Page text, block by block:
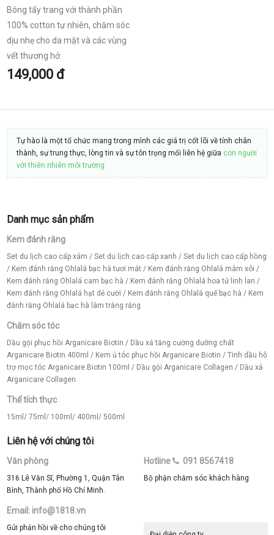
Bông tẩy trang với thành phần
100% cotton tự nhiên, chăm sóc
dịu nhẹ cho da mặt và các vùng
vết thương hở.
149,000 đ
Tự hào là một tổ chức mang trong mình các giá trị cốt lõi về tính chân
thành, sự trung thực, lòng tin và sự tôn trọng mối liên hệ giữa con người
với thiên nhiên môi trường
Danh mục sản phẩm
Kem đánh răng
Set du lịch cao cấp xám / Set du lịch cao cấp xanh / Set du lịch cao cấp hồng
/ Kem đánh răng Ohlalá bạc hà tươi mát / Kem đánh răng Ohlalá mâm xôi /
Kem đánh răng Ohlalá cam bạc hà / Kem đánh răng Ohlalá hoa tử linh lan /
Kem đánh răng Ohlalá hạt dẻ cười / Kem đánh răng Ohlalá quế bạc hà / Kem
đánh răng Ohlalá bạc hà làm trắng răng
Chăm sóc tóc
Dầu gội phục hồi Arganicare Biotin / Dầu xả tăng cường dưỡng chất
Arganicare Biotin 400ml / Kem ủ tóc phục hồi Arganicare Biotin / Tinh dầu hỗ
trợ mọc tóc Arganicare Biotin 100ml / Dầu gội Arganicare Collagen / Dầu xả
Arganicare Collagen
Thể tích thực
15ml / 75ml / 100ml / 400ml / 500ml
Liên hệ với chúng tôi
Văn phòng
316 Lê Văn Sĩ, Phường 1, Quận Tân
Bình, Thành phố Hồ Chí Minh.
Email: info@1818.vn
Gửi phản hồi về cho chúng tôi
Hotline 091 8567418
Bộ phận chăm sóc khách hàng